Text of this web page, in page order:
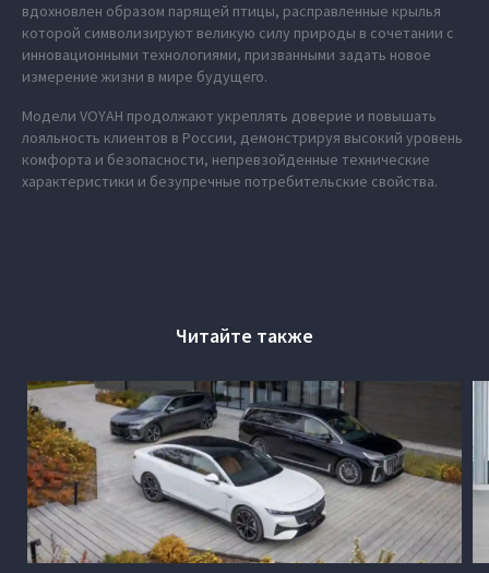
вдохновлен образом парящей птицы, расправленные крылья
которой символизируют великую силу природы в сочетании с
инновационными технологиями, призванными задать новое
измерение жизни в мире будущего.
Модели VOYAH продолжают укреплять доверие и повышать
лояльность клиентов в России, демонстрируя высокий уровень
комфорта и безопасности, непревзойденные технические
характеристики и безупречные потребительские свойства.
Читайте также